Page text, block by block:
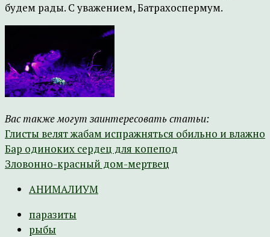
будем рады. С уважением, Батрахоспермум.
Вас также могут заинтересовать статьи:
Глисты велят жабам испражняться обильно и влажно
Бар одиноких сердец для копепод
Зловонно-красный дом-мертвец
АНИМАЛИУМ
паразиты
рыбы